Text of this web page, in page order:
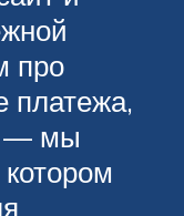
про
платежа,
— мы